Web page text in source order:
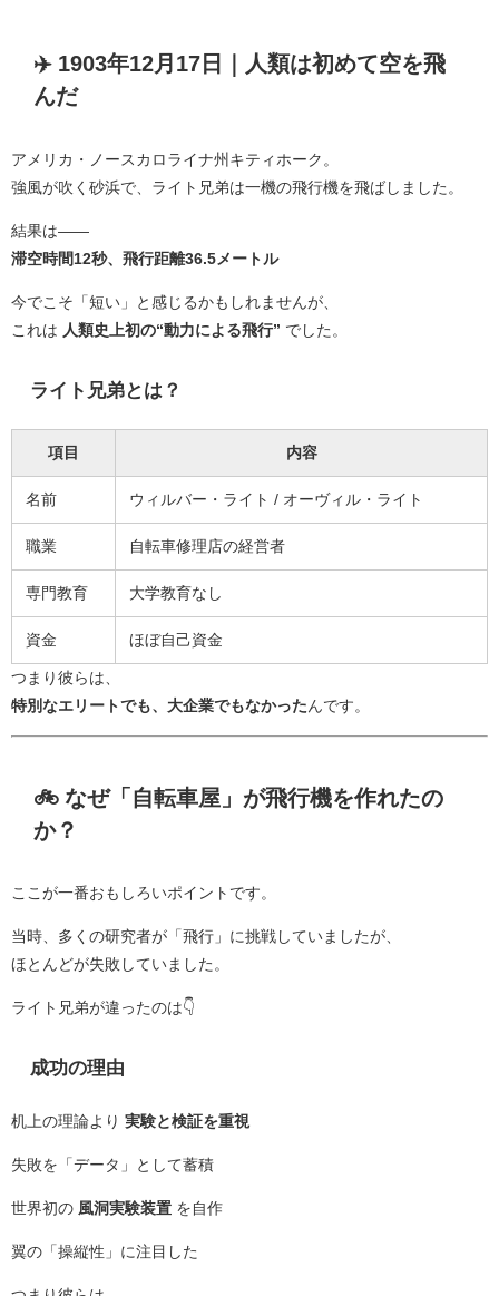
✈️ 1903年12月17日｜人類は初めて空を飛
んだ
アメリカ・ノースカロライナ州キティホーク。
強風が吹く砂浜で、ライト兄弟は一機の飛行機を飛ばしました。
結果は――
滞空時間12秒、飛行距離36.5メートル
今でこそ「短い」と感じるかもしれませんが、
これは
人類史上初の“動力による飛行” でした。
ライト兄弟とは？
項目 内容
名前 ウィルバー・ライト / オーヴィル・ライト
職業 自転車修理店の経営者
専門教育 大学教育なし
資金 ほぼ自己資金
つまり彼らは、
特別なエリートでも、大企業でもなかった んです。
🚲 なぜ「自転車屋」が飛行機を作れたの
か？
ここが一番おもしろいポイントです。
当時、多くの研究者が「飛行」に挑戦していましたが、
ほとんどが失敗していました。
ライト兄弟が違ったのは👇
成功の理由
机上の理論より 実験と検証を重視
失敗を「データ」として蓄積
世界初の 風洞実験装置 を自作
翼の「操縦性」に注目した